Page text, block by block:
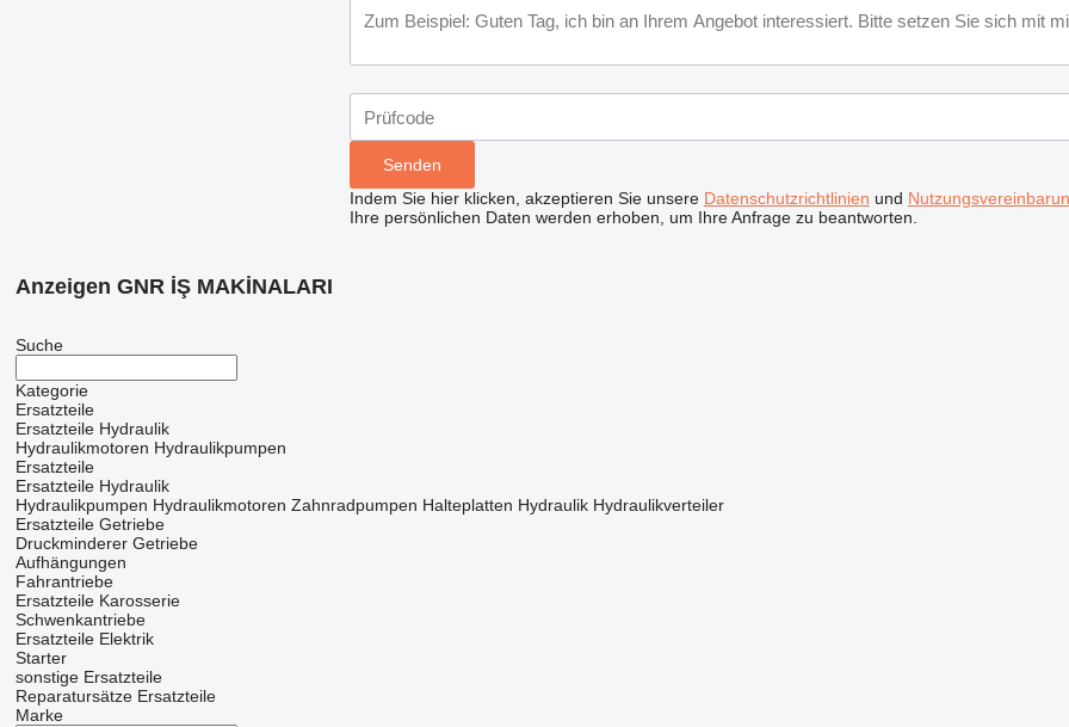
Indem Sie hier klicken, akzeptieren Sie unsere Datenschutzrichtlinien und
Ihre persönlichen Daten werden erhoben, um Ihre Anfrage zu beantworten.
Anzeigen GNR İŞ MAKİNALARI
Suche
Kategorie
Ersatzteile
Ersatzteile Hydraulik
Hydraulikmotoren Hydraulikpumpen
Ersatzteile
Ersatzteile Hydraulik
Hydraulikpumpen Hydraulikmotoren Zahnradpumpen Halteplatten Hydraulik Hydraulikverteiler
Ersatzteile Getriebe
Druckminderer Getriebe
Aufhängungen
Fahrantriebe
Ersatzteile Karosserie
Schwenkantriebe
Ersatzteile Elektrik
Starter
sonstige Ersatzteile
Reparatursätze Ersatzteile
Marke